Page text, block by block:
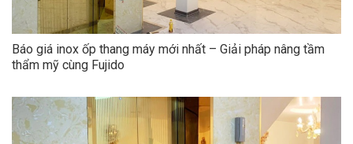
Báo giá inox ốp thang máy mới nhất – Giải pháp nâng tầm
thẩm mỹ cùng Fujido